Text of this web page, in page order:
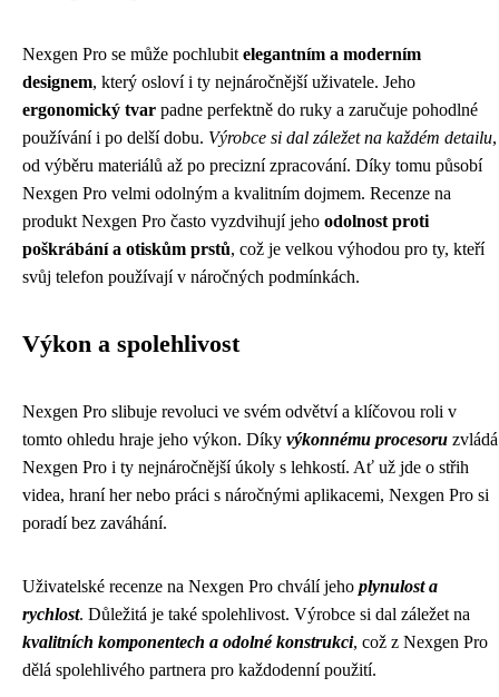
Nexgen Pro se může pochlubit elegantním a moderním
designem, který osloví i ty nejnáročnější uživatele. Jeho
ergonomický tvar padne perfektně do ruky a zaručuje pohodlné
používání i po delší dobu. Výrobce si dal záležet na každém detailu,
od výběru materiálů až po precizní zpracování. Díky tomu působí
Nexgen Pro velmi odolným a kvalitním dojmem. Recenze na
produkt Nexgen Pro často vyzdvihují jeho odolnost proti
poškrábání a otiskům prstů, což je velkou výhodou pro ty, kteří
svůj telefon používají v náročných podmínkách.
Výkon a spolehlivost
Nexgen Pro slibuje revoluci ve svém odvětví a klíčovou roli v
tomto ohledu hraje jeho výkon. Díky výkonnému procesoru zvládá
Nexgen Pro i ty nejnáročnější úkoly s lehkostí. Ať už jde o střih
videa, hraní her nebo práci s náročnými aplikacemi, Nexgen Pro si
poradí bez zaváhání.
Uživatelské recenze na Nexgen Pro chválí jeho plynulost a
rychlost. Důležitá je také spolehlivost. Výrobce si dal záležet na
kvalitních komponentech a odolné konstrukci, což z Nexgen Pro
dělá spolehlivého partnera pro každodenní použití.